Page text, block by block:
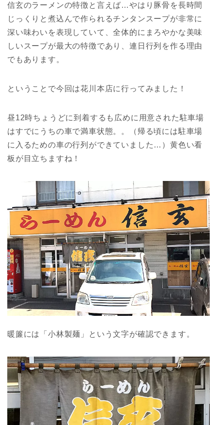
信玄のラーメンの特徴と言えば…やはり豚骨を長時間
じっくりと煮込んで作られるチンタンスープが非常に
深い味わいを表現していて、全体的にまろやかな美味
しいスープが最大の特徴であり、連日行列を作る理由
でもあります。
ということで今回は花川本店に行ってみました！
昼12時ちょうどに到着するも広めに用意された駐車場
はすでにうちの車で満車状態。。（帰る頃には駐車場
に入るための車の行列ができていました…）黄色い看
板が目立ちますね！
暖簾には「小林製麺」という文字が確認できます。